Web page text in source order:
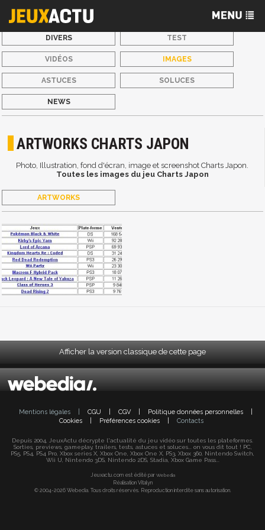
DIVERS TEST
VIDÉOS IMAGES
ASTUCES SOLUCES
NEWS
ARTWORKS CHARTS JAPON
Photo, Illustration, fond d'écran, image et screenshot Charts Japon.
Toutes les images du jeu Charts Japon
ARTWORKS
Afficher la version classique de cette page
Mentions légales CGU CGV Politique données personnelles
Cookies
Préférences cookies Contacts
Depuis 2004, JeuxActu décrypte l'actualité du jeu vidéo sur toutes les plateformes.
Sorties, previews, gameplay, trailers, tests, astuces et soluces... on vous dit tout ! PC,
PS5, PS4, PS4 Pro, Xbox series X, Xbox One, Xbox One X, PS3, Xbox 360, Nintendo Switch,
Wii U, Nintendo 3DS, Nintendo 2DS, Stadia, Xbox Game Pass...
Jeuxactu.com est édité par Webedia
Réalisation Vitalyn
© 2004-2026 Webedia. Tous droits réservés. Reproduction interdite sans autorisation.